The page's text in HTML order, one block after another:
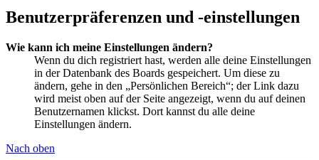
Benutzerpräferenzen und -einstellungen
Wie kann ich meine Einstellungen ändern?
Wenn du dich registriert hast, werden alle deine Einstellungen
in der Datenbank des Boards gespeichert. Um diese zu
ändern, gehe in den „Persönlichen Bereich“; der Link dazu
wird meist oben auf der Seite angezeigt, wenn du auf deinen
Benutzernamen klickst. Dort kannst du alle deine
Einstellungen ändern.
Nach oben